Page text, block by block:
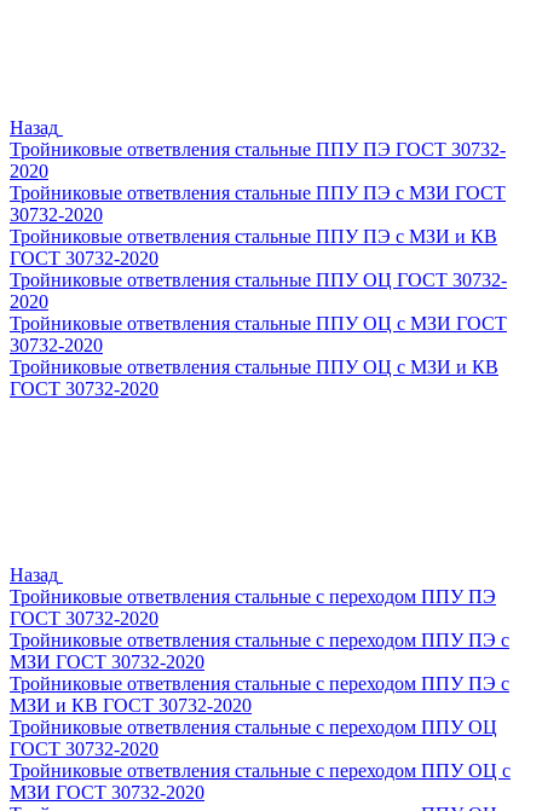
Назад
Тройниковые ответвления стальные ППУ ПЭ ГОСТ 30732-
2020
Тройниковые ответвления стальные ППУ ПЭ с МЗИ ГОСТ
30732-2020
Тройниковые ответвления стальные ППУ ПЭ с МЗИ и КВ
ГОСТ 30732-2020
Тройниковые ответвления стальные ППУ ОЦ ГОСТ 30732-
2020
Тройниковые ответвления стальные ППУ ОЦ с МЗИ ГОСТ
30732-2020
Тройниковые ответвления стальные ППУ ОЦ с МЗИ и КВ
ГОСТ 30732-2020
Назад
Тройниковые ответвления стальные с переходом ППУ ПЭ
ГОСТ 30732-2020
Тройниковые ответвления стальные с переходом ППУ ПЭ с
МЗИ ГОСТ 30732-2020
Тройниковые ответвления стальные с переходом ППУ ПЭ с
МЗИ и КВ ГОСТ 30732-2020
Тройниковые ответвления стальные с переходом ППУ ОЦ
ГОСТ 30732-2020
Тройниковые ответвления стальные с переходом ППУ ОЦ с
МЗИ ГОСТ 30732-2020